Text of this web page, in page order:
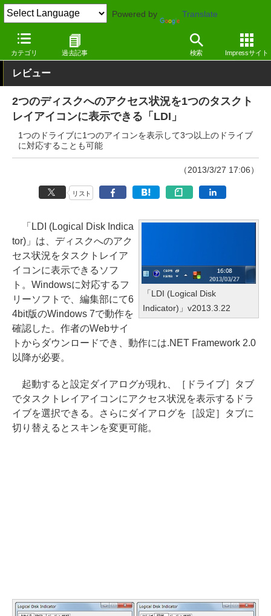
Powered by Translate
カテゴリ 過去記事 検索 Impressサイト
窓の杜 システム・ファイル Windows
レビュー
2つのディスクへのアクセス状況を1つのタスクト
レイアイコンに表示できる「LDI」
1つのドライブに1つのアイコンを表示して3つ以上のドライブ
に対応することも可能
（2013/3/27 17:06）
リスト
「LDI (Logical Disk
Indicator)」v2013.3.22
「LDI (Logical Disk Indica
tor)」は、ディスクへのアク
セス状況をタスクトレイア
イコンに表示できるソフ
ト。Windowsに対応するフ
リーソフトで、編集部にて6
4bit版のWindows 7で動作を
確認した。作者のWebサイ
トからダウンロードでき、動作には.NET Framework 2.0
以降が必要。
起動すると設定ダイアログが現れ、［ドライブ］タブ
でタスクトレイアイコンにアクセス状況を表示するドラ
イブを選択できる。さらにダイアログを［設定］タブに
切り替えるとスキンを変更可能。